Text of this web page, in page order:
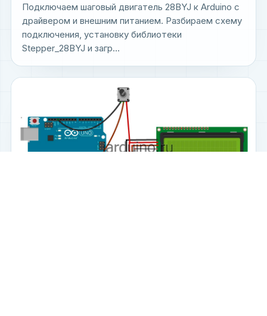
Подключаем шаговый двигатель 28BYJ к Arduino с
драйвером и внешним питанием. Разбираем схему
подключения, установку библиотеки
Stepper_28BYJ и загр...